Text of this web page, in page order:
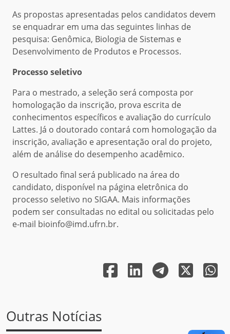
As propostas apresentadas pelos candidatos devem
se enquadrar em uma das seguintes linhas de
pesquisa: Genômica, Biologia de Sistemas e
Desenvolvimento de Produtos e Processos.
Processo seletivo
Para o mestrado, a seleção será composta por
homologação da inscrição, prova escrita de
conhecimentos específicos e avaliação do currículo
Lattes. Já o doutorado contará com homologação da
inscrição, avaliação e apresentação oral do projeto,
além de análise do desempenho acadêmico.
O resultado final será publicado na área do
candidato, disponível na página eletrônica do
processo seletivo no SIGAA. Mais informações
podem ser consultadas no edital ou solicitadas pelo
e-mail bioinfo@imd.ufrn.br.
Outras Notícias